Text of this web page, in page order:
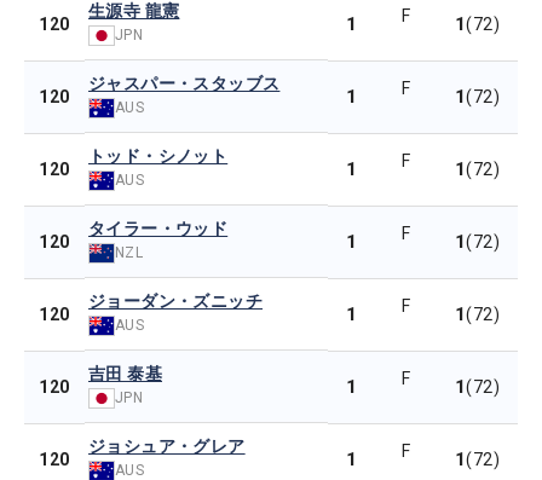
120
生源寺 龍憲
JPN 1 F 1(72)
120
ジャスパー・スタッブス
AUS 1 F 1(72)
120
トッド・シノット
AUS 1 F 1(72)
120
タイラー・ウッド
NZL 1 F 1(72)
120
ジョーダン・ズニッチ
AUS 1 F 1(72)
120
吉田 泰基
JPN 1 F 1(72)
120
ジョシュア・グレア
AUS 1 F 1(72)